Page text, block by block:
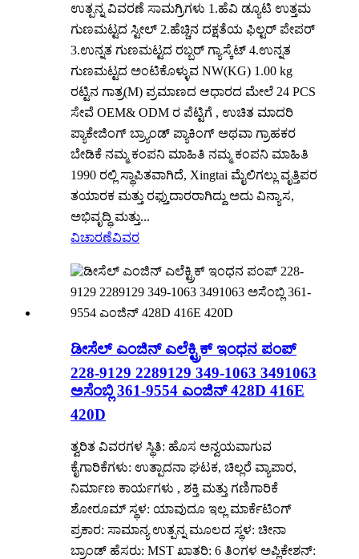
ಉತ್ಪನ್ನ ವಿವರಣೆ ಸಾಮಗ್ರಿಗಳು 1.ಹೆವಿ ಡ್ಯೂಟಿ ಉತ್ತಮ
ಗುಣಮಟ್ಟದ ಸ್ಟೀಲ್ 2.ಹೆಚ್ಚಿನ ದಕ್ಷತೆಯ ಫಿಲ್ಟರ್ ಪೇಪರ್
3.ಉನ್ನತ ಗುಣಮಟ್ಟದ ರಬ್ಬರ್ ಗ್ಯಾಸ್ಕೆಟ್ 4.ಉನ್ನತ
ಗುಣಮಟ್ಟದ ಅಂಟಿಕೊಳ್ಳುವ NW(KG) 1.00 kg
ರಟ್ಟಿನ ಗಾತ್ರ(M) ಪ್ರಮಾಣದ ಆಧಾರದ ಮೇಲೆ 24 PCS
ಸೇವೆ OEM& ODM ರ ಪೆಟ್ಟಿಗೆ , ಉಚಿತ ಮಾದರಿ
ಪ್ಯಾಕೇಜಿಂಗ್ ಬ್ರ್ಯಾಂಡ್ ಪ್ಯಾಕಿಂಗ್ ಅಥವಾ ಗ್ರಾಹಕರ
ಬೇಡಿಕೆ ನಮ್ಮ ಕಂಪನಿ ಮಾಹಿತಿ ನಮ್ಮ ಕಂಪನಿ ಮಾಹಿತಿ
1990 ರಲ್ಲಿ ಸ್ಥಾಪಿತವಾಗಿದೆ, Xingtai ಮೈಲಿಗಲ್ಲು ವೃತ್ತಿಪರ
ತಯಾರಕ ಮತ್ತು ರಫ್ತುದಾರರಾಗಿದ್ದು ಅದು ವಿನ್ಯಾಸ,
ಅಭಿವೃದ್ಧಿ ಮತ್ತು...
ವಿಚಾರಣೆವಿವರ
ಡೀಸೆಲ್ ಎಂಜಿನ್ ಎಲೆಕ್ಟ್ರಿಕ್ ಇಂಧನ ಪಂಪ್
228-9129 2289129 349-1063 3491063
ಅಸೆಂಬ್ಲಿ 361-9554 ಎಂಜಿನ್ 428D 416E
420D
ತ್ವರಿತ ವಿವರಗಳ ಸ್ಥಿತಿ: ಹೊಸ ಅನ್ವಯವಾಗುವ
ಕೈಗಾರಿಕೆಗಳು: ಉತ್ಪಾದನಾ ಘಟಕ, ಚಿಲ್ಲರೆ ವ್ಯಾಪಾರ,
ನಿರ್ಮಾಣ ಕಾರ್ಯಗಳು , ಶಕ್ತಿ ಮತ್ತು ಗಣಿಗಾರಿಕೆ
ಶೋರೂಮ್ ಸ್ಥಳ: ಯಾವುದೂ ಇಲ್ಲ ಮಾರ್ಕೆಟಿಂಗ್
ಪ್ರಕಾರ: ಸಾಮಾನ್ಯ ಉತ್ಪನ್ನ ಮೂಲದ ಸ್ಥಳ: ಚೀನಾ
ಬ್ರಾಂಡ್ ಹೆಸರು: MST ಖಾತರಿ: 6 ತಿಂಗಳ ಅಪ್ಲಿಕೇಶನ್: